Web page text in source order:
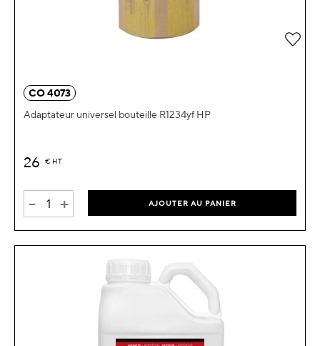
CO 4073
Adaptateur universel bouteille R1234yf HP
26 € HT
- + AJOUTER AU PANIER